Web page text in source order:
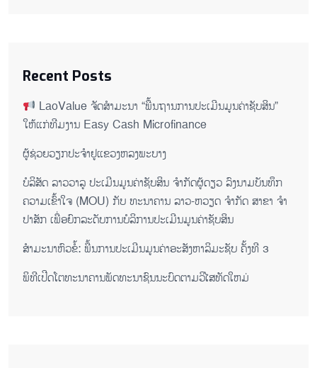
Recent Posts
LaoValue ຈັດສຳມະນາ “ພື້ນຖານການປະເມີນມູນຄ່າຊັບສິນ”
ໃຫ້ແກ່ທີມງານ Easy Cash Microfinance
ຜູ້ຊ່ວຍ​ວຽກປະ​ຈຳ​ຢູ​​ແຂວງຫລງ​ພະ​ບາງ
ບໍລິສັດ ລາວວາລູ ປະເມີນມູນຄ່າຊັບສິນ ຈຳກັດຜູ້ດຽວ ລົງນາມບັນທຶກ
ຄວາມເຂົ້າໃຈ (MOU) ກັບ ທະນາຄານ ລາວ-ຫວຽດ ຈຳກັດ ສາຂາ ຈຳ
ປາສັກ ເພື່ອຍົກລະດັບການບໍລິການປະເມີນມູນຄ່າຊັບສິນ
ສຳມະນາຫົວຂໍ້: ພື້ນການປະເມີນມູນຄ່າອະສັງຫາລິມະຊັບ ຄັ້ງທີ 3
ພິ​ທີ​ເປີດ​ໂຕ​ທະ​ນາ​ຄານ​ພັດ​ທະ​ນາ​ຊົນ​ນະ​ບົດ​ຕາມ​ວິ​ໄສ​ທັດ​ໃຫມ່